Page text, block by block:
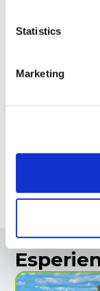
Statistics
Marketing